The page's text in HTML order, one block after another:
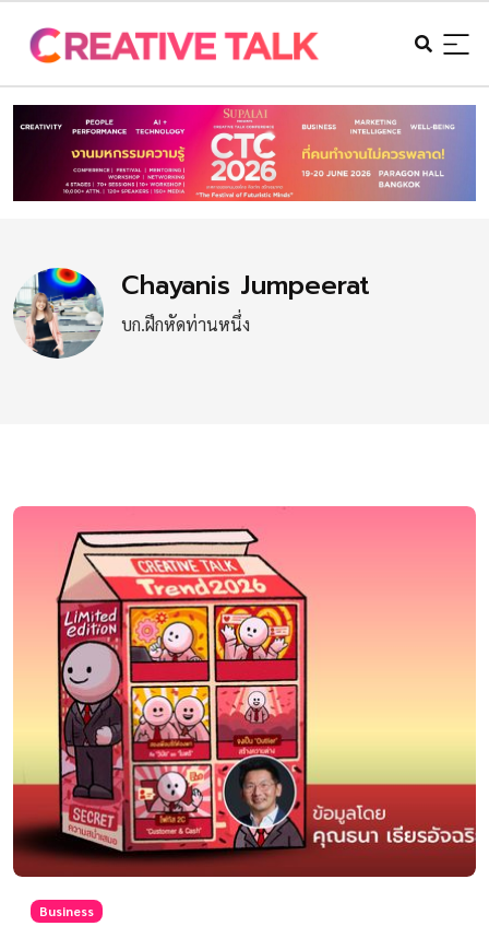
Chayanis Jumpeerat
บก.ฝึกหัดท่านหนึ่ง
Business